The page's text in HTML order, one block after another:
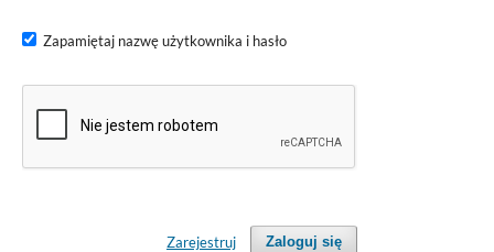
Zapamiętaj nazwę użytkownika i hasło
Zaloguj się
Zarejestruj